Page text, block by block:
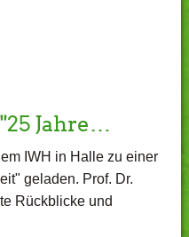
Jahre…
IWH in Halle zu einer
geladen. Prof. Dr.
Rückblicke und